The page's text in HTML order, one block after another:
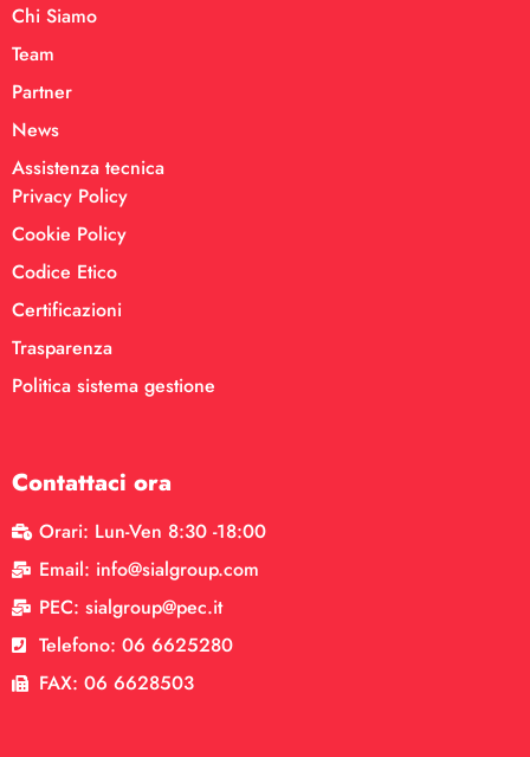
Chi Siamo
Team
Partner
News
Assistenza tecnica
Privacy Policy
Cookie Policy
Codice Etico
Certificazioni
Trasparenza
Politica sistema gestione
Contattaci ora
Orari: Lun-Ven 8:30 -18:00
Email: info@sialgroup.com
PEC: sialgroup@pec.it
Telefono: 06 6625280
FAX: 06 6628503